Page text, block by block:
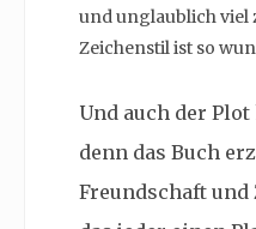
und unglaublich viel
Zeichenstil ist so
Und auch der
denn das Buch
Freundschaft